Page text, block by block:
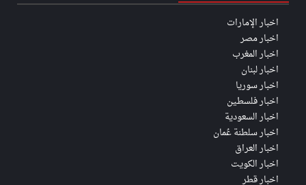
اخبار الإمارات
اخبار مصر
اخبار المغرب
اخبار لبنان
اخبار سوريا
اخبار فلسطين
اخبار السعودية
اخبار سلطنة عُمان
اخبار العراق
اخبار الكويت
اخبار قطر